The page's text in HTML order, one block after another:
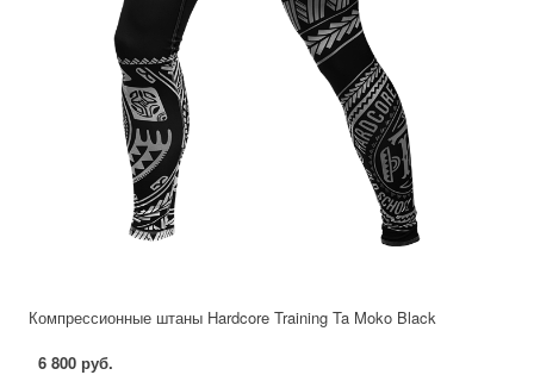
Компрессионные штаны Hardcore Training Ta Moko Black
6 800 руб.